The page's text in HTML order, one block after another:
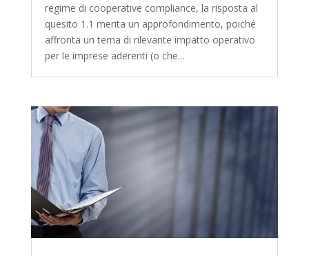
regime di cooperative compliance, la risposta al
quesito 1.1 merita un approfondimento, poiché
affronta un tema di rilevante impatto operativo
per le imprese aderenti (o che...